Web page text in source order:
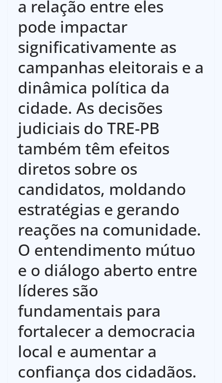
a relação entre eles
pode impactar
significativamente as
campanhas eleitorais e a
dinâmica política da
cidade. As decisões
judiciais do TRE-PB
também têm efeitos
diretos sobre os
candidatos, moldando
estratégias e gerando
reações na comunidade.
O entendimento mútuo
e o diálogo aberto entre
líderes são
fundamentais para
fortalecer a democracia
local e aumentar a
confiança dos cidadãos.